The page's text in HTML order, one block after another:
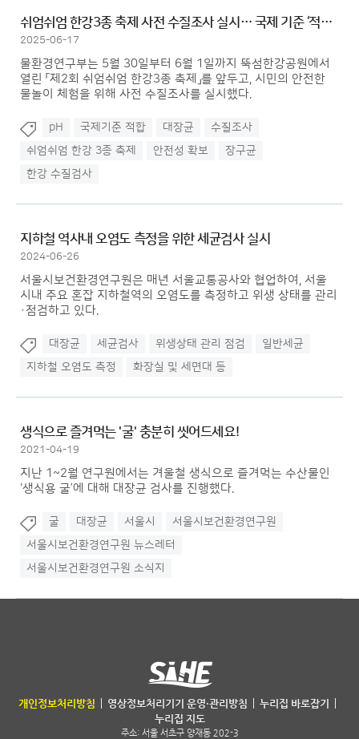
쉬엄쉬엄 한강3종 축제 사전 수질조사 실시… 국제 기준 ‘적합’ 확인
2025-06-17
물환경연구부는 5월 30일부터 6월 1일까지 뚝섬한강공원에서
열린 「제2회 쉬엄쉬엄 한강3종 축제」를 앞두고, 시민의 안전한
물놀이 체험을 위해 사전 수질조사를 실시했다.
pH 국제기준 적합 대장균
수질조사
쉬엄쉬엄 한강 3종 축제
안전성 확보
장구균
한강 수질검사
지하철 역사내 오염도 측정을 위한 세균검사 실시
2024-06-26
서울시보건환경연구원은 매년 서울교통공사와 협업하여, 서울
시내 주요 혼잡 지하철역의 오염도를 측정하고 위생 상태를 관리
·점검하고 있다.
대장균 세균검사 위생상태 관리 점검
일반세균
지하철 오염도 측정
화장실 및 세면대 등
생식으로 즐겨먹는 '굴' 충분히 씻어드세요!
2021-04-19
지난 1~2월 연구원에서는 겨울철 생식으로 즐겨먹는 수산물인
‘생식용 굴’에 대해 대장균 검사를 진행했다.
굴 대장균 서울시
서울시보건환경연구원
서울시보건환경연구원 뉴스레터
서울시보건환경연구원 소식지
서울특별시 보건환경연구원
개인정보처리방침 영상정보처리기기 운영·관리방침
누리집 바로잡기
누리집 지도
주소: 서울 서초구 양재동 202-3